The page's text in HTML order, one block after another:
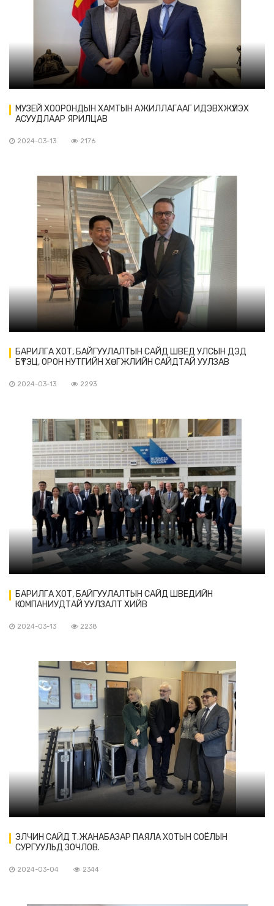
МУЗЕЙ ХООРОНДЫН ХАМТЫН АЖИЛЛАГААГ ИДЭВХЖҮҮЛЭХ
АСУУДЛААР ЯРИЛЦАВ
2024-03-13 2176
БАРИЛГА ХОТ, БАЙГУУЛАЛТЫН САЙД ШВЕД УЛСЫН ДЭД
БҮТЭЦ, ОРОН НУТГИЙН ХӨГЖЛИЙН САЙДТАЙ УУЛЗАВ
2024-03-13 2293
БАРИЛГА ХОТ, БАЙГУУЛАЛТЫН САЙД ШВЕДИЙН
КОМПАНИУДТАЙ УУЛЗАЛТ ХИЙВ
2024-03-13 2238
ЭЛЧИН САЙД Т.ЖАНАБАЗАР ПАЯЛА ХОТЫН СОЁЛЫН
СУРГУУЛЬД ЗОЧЛОВ.
2024-03-04 2344